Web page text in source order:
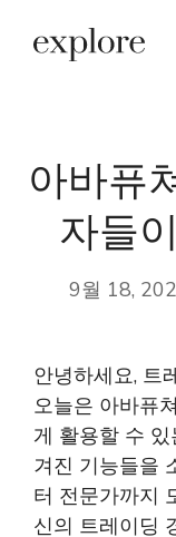
아바퓨
자들
9월 18,
안녕하세요, 트
오늘은 아바퓨
게 활용할 수
겨진 기능들을
터 전문가까지
신의 트레이딩